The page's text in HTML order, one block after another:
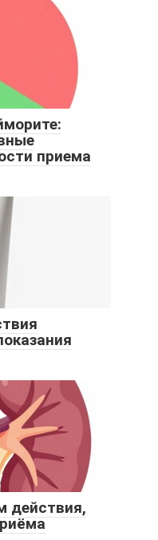
приема
действия,